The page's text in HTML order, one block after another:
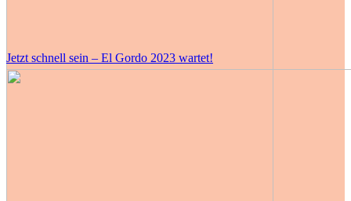
Jetzt schnell sein – El Gordo 2023 wartet!